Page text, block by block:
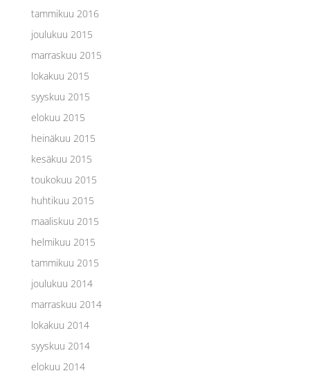
tammikuu 2016
joulukuu 2015
marraskuu 2015
lokakuu 2015
syyskuu 2015
elokuu 2015
heinäkuu 2015
kesäkuu 2015
toukokuu 2015
huhtikuu 2015
maaliskuu 2015
helmikuu 2015
tammikuu 2015
joulukuu 2014
marraskuu 2014
lokakuu 2014
syyskuu 2014
elokuu 2014